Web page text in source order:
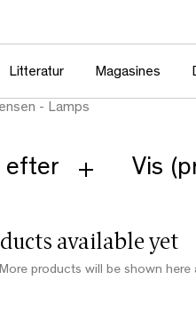
Litteratur Magasines
- Lamps
efter Vis
available yet
products will be shown here